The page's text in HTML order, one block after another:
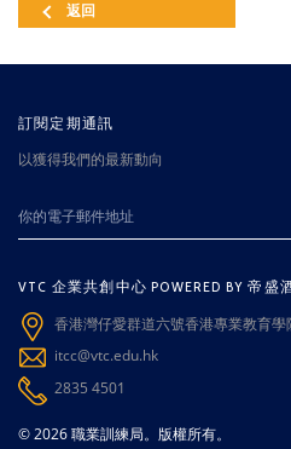
返回
訂閱定期通訊
以獲得我們的最新動向
VTC 企業共創中心 POWERED BY 帝盛
香港灣仔愛群道六號香港專業教育
itcc@vtc.edu.hk
2835 4501
© 2026 職業訓練局。版權所有。